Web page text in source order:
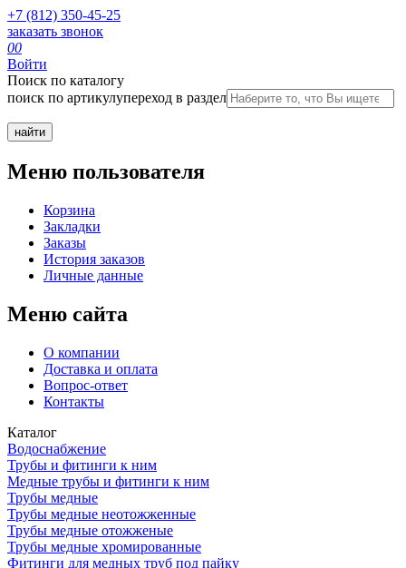
+7 (812) 350-45-25
заказать звонок
00
Войти
Поиск по каталогу
поиск по артикулупереход в раздел
Меню пользователя
Корзина
Закладки
Заказы
История заказов
Личные данные
Меню сайта
О компании
Доставка и оплата
Вопрос-ответ
Контакты
Каталог
Водоснабжение
Трубы и фитинги к ним
Медные трубы и фитинги к ним
Трубы медные
Трубы медные неотожженные
Трубы медные отожженые
Трубы медные хромированные
Фитинги для медных труб под пайку